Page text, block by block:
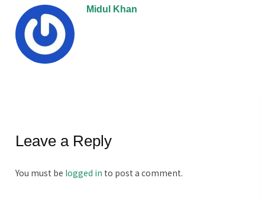
Midul Khan
Leave a Reply
You must be logged in to post a comment.